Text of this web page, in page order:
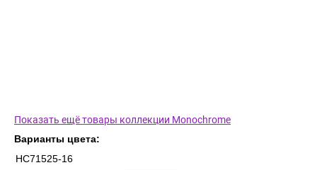
Показать ещё товары коллекции Monochrome
Варианты цвета:
HC71525-16